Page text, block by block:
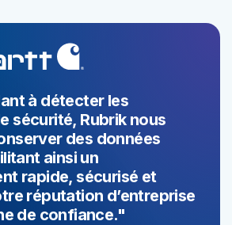
à détecter les
sécurité, Rubrik nous
des données
ainsi un
rapide, sécurisé et
réputation d’entreprise
de confiance."